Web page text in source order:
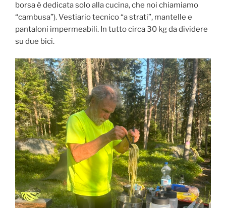
borsa è dedicata solo alla cucina, che noi chiamiamo
“cambusa”). Vestiario tecnico “a strati”, mantelle e
pantaloni impermeabili. In tutto circa 30 kg da dividere
su due bici.